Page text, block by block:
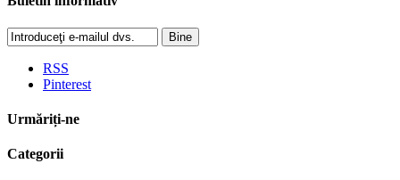
Bine
RSS
Pinterest
Urmăriți-ne
Categorii